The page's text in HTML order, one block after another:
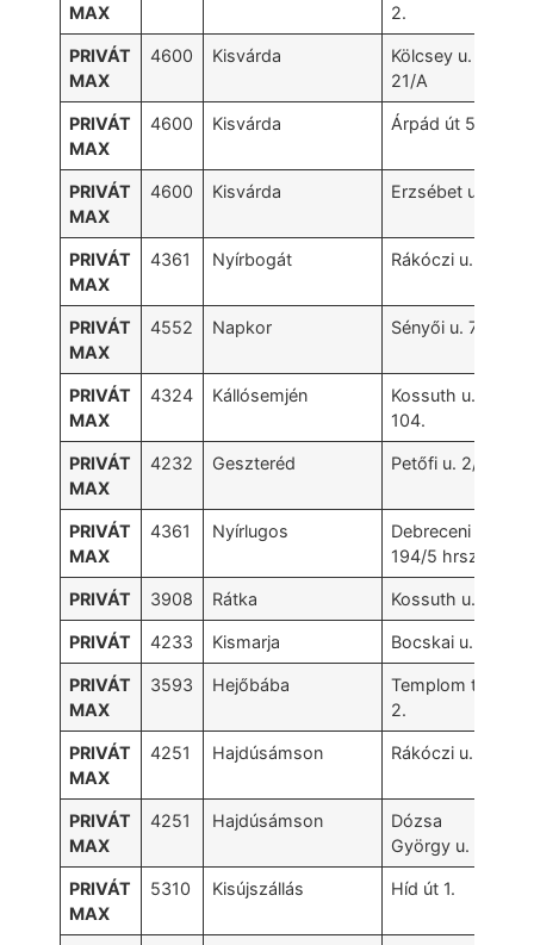
MAX
2.
PRIVÁT
MAX
4600 Kisvárda
Kölcsey u.
21/A
PRIVÁT
MAX
4600 Kisvárda Árpád út 59.
PRIVÁT
MAX
4600 Kisvárda Erzsébet u. 1.
PRIVÁT
MAX
4361 Nyírbogát Rákóczi u. 53.
PRIVÁT
MAX
4552 Napkor Sényői u. 7.
PRIVÁT
MAX
4324 Kállósemjén
Kossuth u.
104.
PRIVÁT
MAX
4232 Geszteréd Petőfi u. 2/a.
PRIVÁT
MAX
4361 Nyírlugos
Debreceni u.
194/5 hrsz
PRIVÁT 3908 Rátka Kossuth u. 87.
PRIVÁT 4233 Kismarja Bocskai u. 25.
PRIVÁT
MAX
3593 Hejőbába
Templom tér
2.
PRIVÁT
MAX
4251 Hajdúsámson Rákóczi u. 15.
PRIVÁT
MAX
4251 Hajdúsámson
Dózsa
György u. 1.
PRIVÁT
MAX
5310 Kisújszállás Híd út 1.